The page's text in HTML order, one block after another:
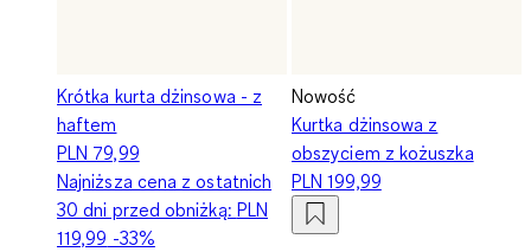
Krótka kurta dżinsowa - z
haftem
PLN 79,99
Najniższa cena z ostatnich
30 dni przed obniżką: PLN
119,99 -33%
Nowość
Kurtka dżinsowa z
obszyciem z kożuszka
PLN 199,99